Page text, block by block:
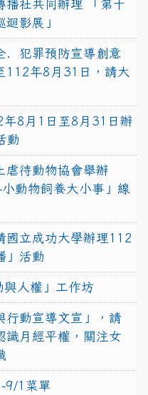
播社共同辦理 「第十
影展」
．犯罪預防宣導創意
112年8月31日，請大
年8月1日至8月31日辦
動
虐待動物協會舉辦
小動物飼養大小事」線
國立成功大學辦理112
」活動
人權」工作坊
行動宣導文宣」，請
識月經平權，關注女
9/1菜單